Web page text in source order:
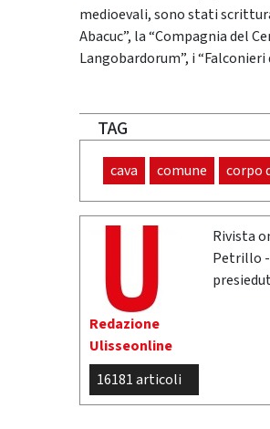
medioevali, sono stati
Abacuc”, la “Compagnia del
Langobardorum”, i “Falconieri
TAG
cava comune corpo
Redazione
Ulisseonline
16181 articoli
Rivista
Petrillo -